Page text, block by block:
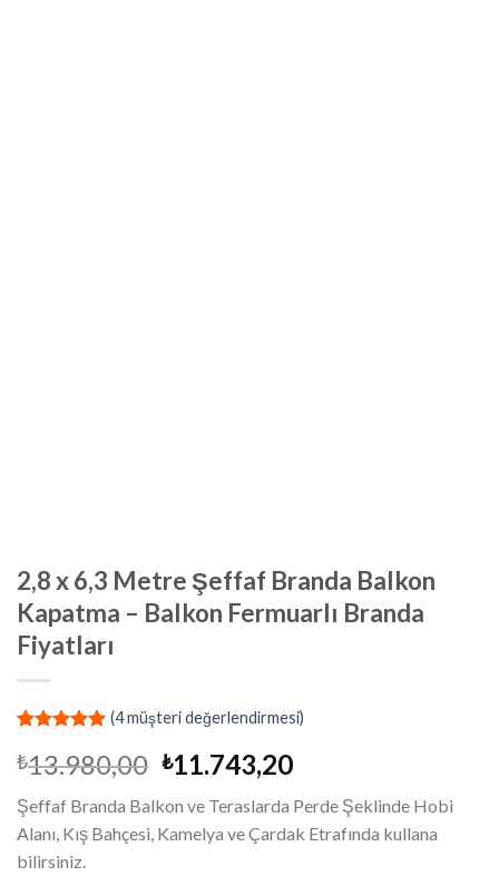
2,8 x 6,3 Metre Şeffaf Branda Balkon
Kapatma – Balkon Fermuarlı Branda
Fiyatları
puanına
dayanarak
5 üzerinden
5.00puan
aldı
(4müşteri değerlendirmesi)
₺13.980,00 Orijinal
₺13.980,00.
₺11.743,20Şu
fiyat:
₺11.743,20.
Şeffaf Branda Balkon ve Teraslarda Perde Şeklinde Hobi
Alanı, Kış Bahçesi, Kamelya ve Çardak Etrafında kullana
bilirsiniz.